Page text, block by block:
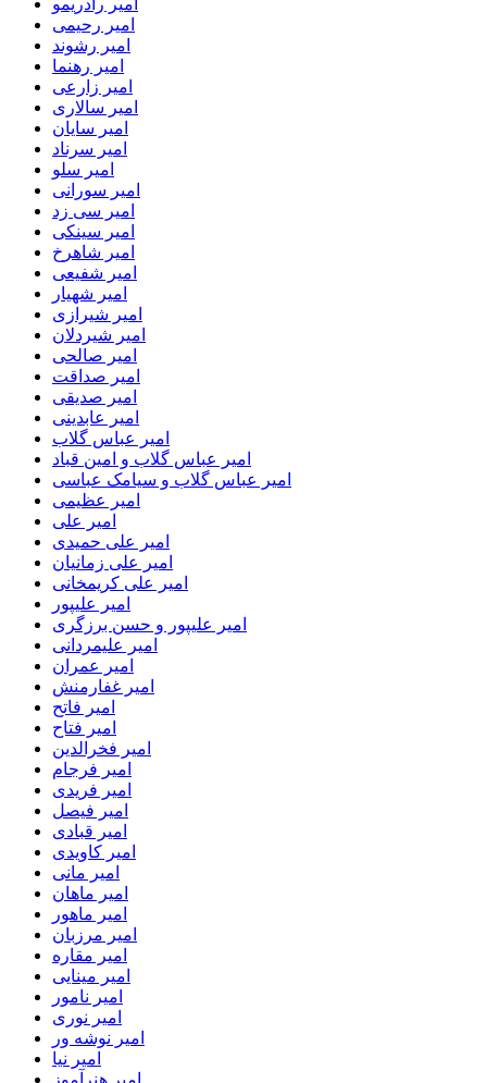
امیر رحیمی
امیر رشوند
امیر رهنما
امیر زارعی
امیر سالاری
امیر سایان
امیر سرناد
امیر سلو
امیر سورانی
امیر سی زد
امیر سینکی
امیر شاهرخ
امیر شفیعی
امیر شهیار
امیر شیرازی
امیر شیردلان
امیر صالحی
امیر صداقت
امیر صدیقی
امیر عابدینی
امیر عباس گلاب
امیر عباس گلاب و امین قباد
امیر عباس گلاب و سیامک عباسی
امیر عظیمی
امیر علی
امیر علی حمیدی
امیر علی زمانیان
امیر علی کریمخانی
امیر علیپور
امیر علیپور و حسن برزگری
امیر علیمردانی
امیر عمران
امیر غفارمنش
امیر فاتح
امیر فتاح
امیر فخرالدین
امیر فرجام
امیر فریدی
امیر فیصل
امیر قبادی
امیر کاویدی
امیر مانی
امیر ماهان
امیر ماهور
امیر مرزبان
امیر مقاره
امیر مینایی
امیر نامور
امیر نوری
امیر نوشه ور
امیر نیا
امیر هنرآموز